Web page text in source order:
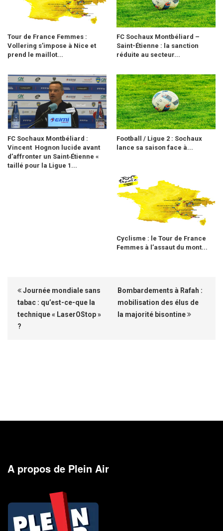
Tour de France Femmes :
Vollering s’impose à Nice et
prend le maillot...
FC Sochaux Montbéliard –
Saint-Étienne : la sanction
réduite au secteur...
FC Sochaux Montbéliard :
Vincent Hognon lucide avant
d’affronter un Saint‑Étienne «
taillé pour la Ligue 1...
Football / Ligue 2 : Sochaux
lance sa saison face à...
Cyclisme : le Tour de France
Femmes à l’assaut du mont...
Journée mondiale sans
tabac : qu’est-ce-que la
technique « LaserOStop »
?
Bombardements à Rafah :
mobilisation des élus de
la majorité bisontine
A propos de Plein Air